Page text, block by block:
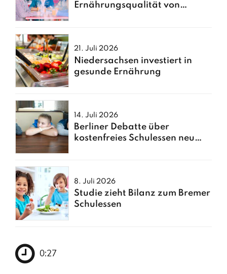
Ernährungsqualität von
21. Juli 2026
Niedersachsen investiert in
gesunde Ernährung
14. Juli 2026
Berliner Debatte über
kostenfreies Schulessen neu
8. Juli 2026
Studie zieht Bilanz zum Bremer
Schulessen
0:27